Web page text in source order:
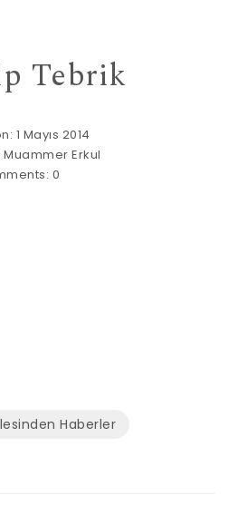
Tebrik
1 Mayıs 2014
Muammer Erkul
0
Haberler